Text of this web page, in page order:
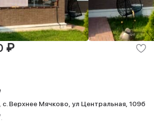
₽
с. Верхнее Мячково, ул Центральная, 109б